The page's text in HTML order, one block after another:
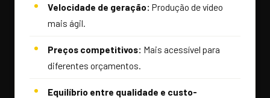
Velocidade de geração: Produção de vídeo
mais ágil.
Preços competitivos: Mais acessível para
diferentes orçamentos.
Equilíbrio entre qualidade e custo-